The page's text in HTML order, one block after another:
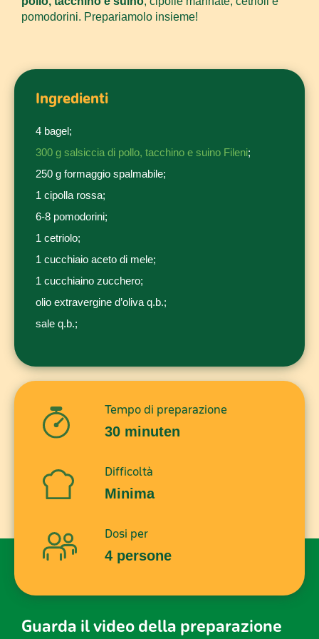
pomodorini. Prepariamolo insieme!
Ingredienti
4 bagel;
300 g salsiccia di pollo, tacchino e suino Fileni;
250 g formaggio spalmabile;
1 cipolla rossa;
6-8 pomodorini;
1 cetriolo;
1 cucchiaio aceto di mele;
1 cucchiaino zucchero;
olio extravergine d’oliva q.b.;
sale q.b.;
Tempo di preparazione
30 minuten
Difficoltà
Minima
Dosi per
4 persone
Guarda il video della preparazione